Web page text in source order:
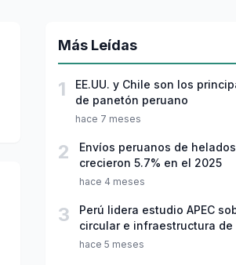
Más Leídas
1
EE.UU. y Chile son los
de panetón peruano
hace 7 meses
2
Envíos peruanos de
crecieron 5.7% en el 2025
hace 4 meses
3
Perú lidera estudio APEC
circular e infraestructura
empresas
hace 5 meses